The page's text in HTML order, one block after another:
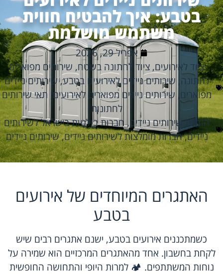
בטבע: איך להבטיח חווית
משתמש מושלמת
אפריל 29, 2026
ציוד לאירועים, ציוד לחתונה בשטח, שירותים מפוארים
לחתונה, שירותים ניידים לאירועים בטבע,שירותים ניידים
מפוארים , שירותים ניידים מפוארים לאירועים,תאי שירותים
לחתונות
הזמנת שירותים ניידים,חברות בולטות בישראל לשירותים
ניידים,חברות מומלצות לשירותים ניידים,שירותים ניידים
האתגרים המיוחדים של אירועים
בטבע
כשמתכננים אירועים בטבע, ישנם אתגרים רבים שיש
לקחת בחשבון. אחד מהאתגרים המרכזיים הוא שמירה על
נוחות המשתתפים. 🏕️ למרות היופי והתחושה החופשית